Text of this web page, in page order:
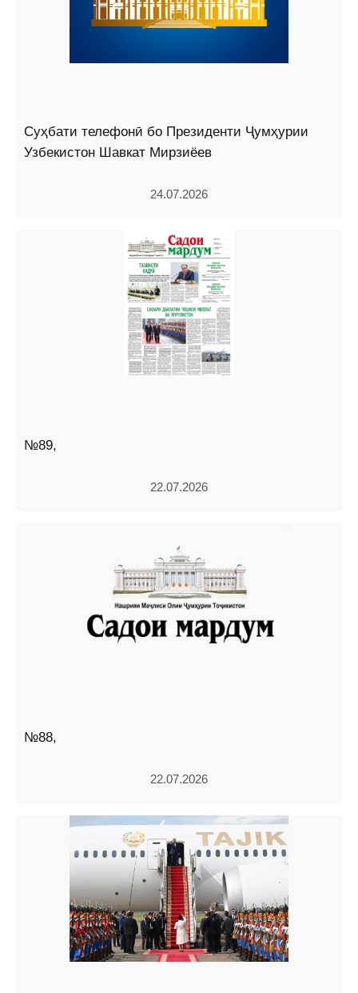
Суҳбати телефонӣ бо Президенти Ҷумҳурии
Узбекистон Шавкат Мирзиёев
24.07.2026
№89,
22.07.2026
№88,
22.07.2026